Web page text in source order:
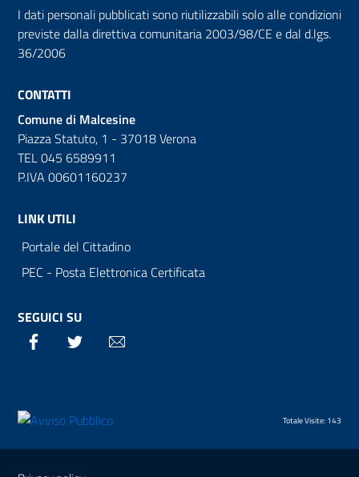
I dati personali pubblicati sono riutilizzabili solo alle condizioni
previste dalla direttiva comunitaria 2003/98/CE e dal d.lgs.
36/2006
CONTATTI
Comune di Malcesine
Piazza Statuto, 1 - 37018 Verona
TEL 045 6589911
P.IVA 00601160237
LINK UTILI
Portale del Cittadino
PEC - Posta Elettronica Certificata
SEGUICI SU
Facebook Twitter
Totale Visite: 143
Sezione Link Utili